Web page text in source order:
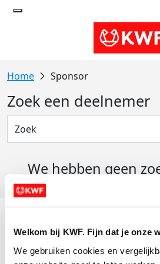
Welkom bij KWF. Fijn dat je onze
We gebruiken cookies en
Sponsor
Zoek een deelnemer
We hebben geen
Actiematerialen
Evenementen